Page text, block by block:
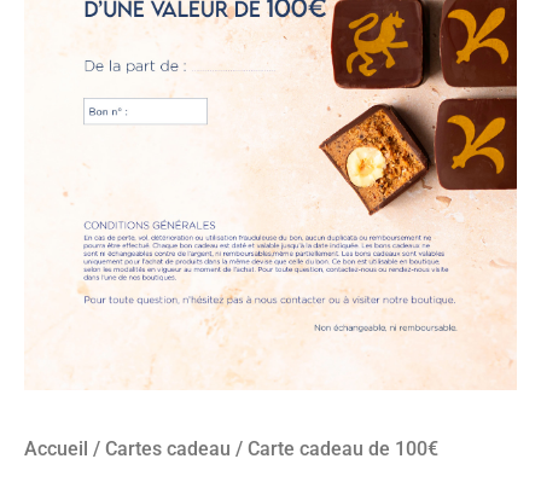
Accueil / Cartes cadeau / Carte cadeau de 100€